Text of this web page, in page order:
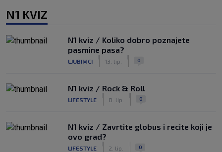
N1 KVIZ
N1 kviz / Koliko dobro poznajete
pasmine pasa?
LJUBIMCI 13. lip. 0
N1 kviz / Rock & Roll
LIFESTYLE 8. lip. 0
N1 kviz / Zavrtite globus i recite koji je
ovo grad?
LIFESTYLE 2. lip. 0